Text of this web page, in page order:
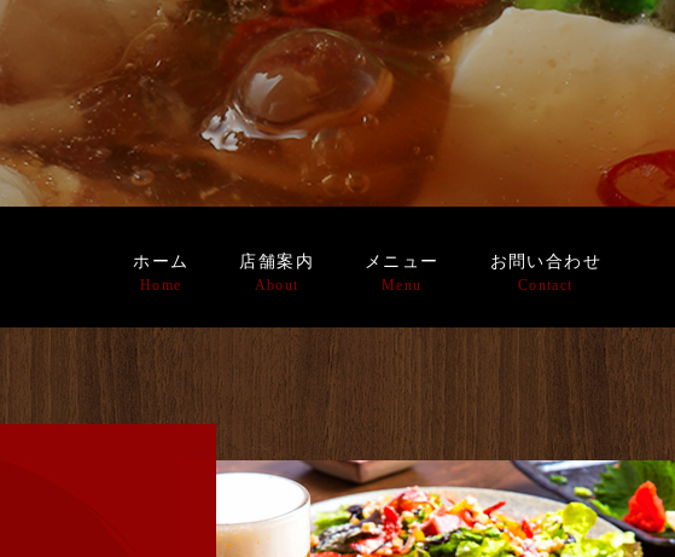
ホーム
Home
店舗案内
About
メニュー
Menu
お問い合わせ
Contact